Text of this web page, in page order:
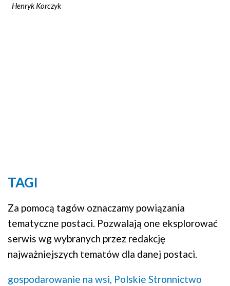
Henryk Korczyk
TAGI
Za pomocą tagów oznaczamy powiązania
tematyczne postaci. Pozwalają one eksplorować
serwis wg wybranych przez redakcję
najważniejszych tematów dla danej postaci.
gospodarowanie na wsi, Polskie Stronnictwo